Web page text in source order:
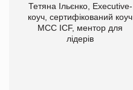
Тетяна Ільєнко, Executive-
коуч, сертифікований коуч
МСС ICF, ментор для
лідерів